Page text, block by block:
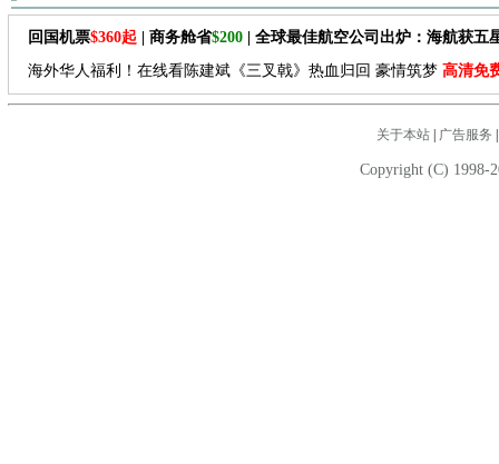
回国机票$360起 | 商务舱省$200 | 全球最佳航空公司出炉：海航获五
海外华人福利！在线看陈建斌《三叉戟》热血归回 豪情筑梦 高清免
关于本站| 广告服务
Copyright (C) 1998-